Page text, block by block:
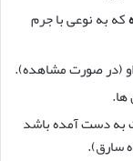
که به نوعی با جرم
او (در صورت مشاهده).
به دست آمده باشد
سارق).